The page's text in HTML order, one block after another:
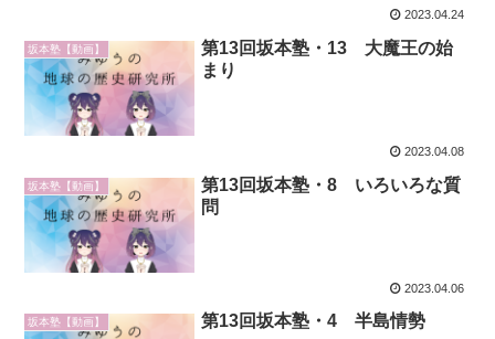
2023.04.24
坂本塾【動画】
第13回坂本塾・13 大魔王の始
まり
2023.04.08
坂本塾【動画】
第13回坂本塾・8 いろいろな質
問
2023.04.06
坂本塾【動画】 第13回坂本塾・4 半島情勢